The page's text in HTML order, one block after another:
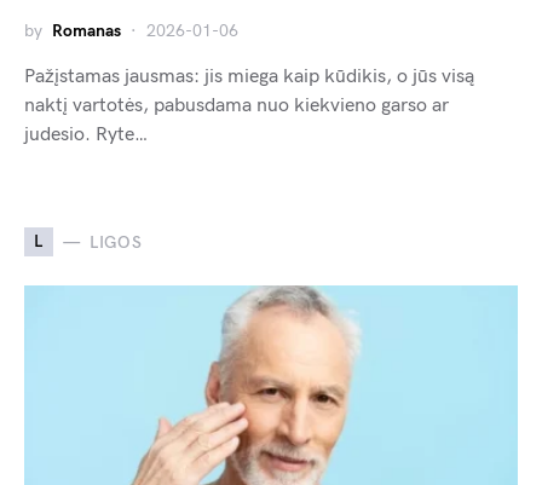
by Romanas 2026-01-06
Pažįstamas jausmas: jis miega kaip kūdikis, o jūs visą
naktį vartotės, pabusdama nuo kiekvieno garso ar
judesio. Ryte…
L LIGOS